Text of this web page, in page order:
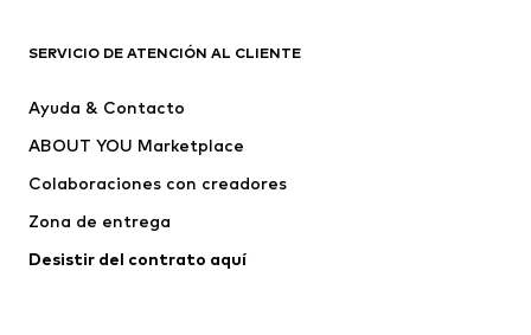
Vestidos
Camisetas y tops
Chaquetas
Jerséis y punto
Ropa interior
Abrigos
SERVICIO DE ATENCIÓN AL CLIENTE
Ayuda & Contacto
ABOUT YOU Marketplace
Colaboraciones con creadores
Zona de entrega
Desistir del contrato aquí